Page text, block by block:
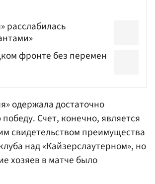
расслабилась
фронте без перемен
одержала достаточно
Счет, конечно, является
свидетельством преимущества
над «Кайзерслаутерном», но
хозяев в матче было